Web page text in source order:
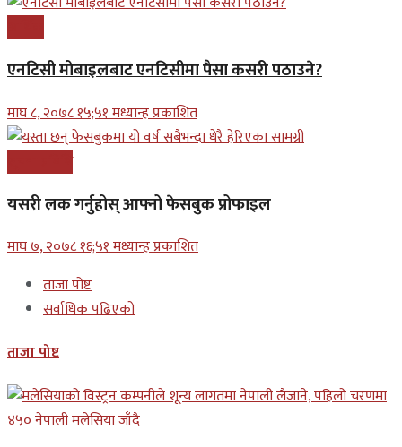
एनटिसी मोबाइलबाट एनटिसीमा पैसा कसरी पठाउने?
माघ ८, २०७८ १५;५१ मध्यान्ह प्रकाशित
यसरी लक गर्नुहोस् आफ्नो फेसबुक प्रोफाइल
माघ ७, २०७८ १६;५१ मध्यान्ह प्रकाशित
ताजा पोष्ट
सर्वाधिक पढिएको
ताजा पोष्ट